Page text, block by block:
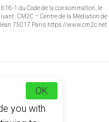
1 du Code de la consommation, le
: CM2C – Centre de la Médiation de
75017 Paris https://www.cm2c.net
you with
OK